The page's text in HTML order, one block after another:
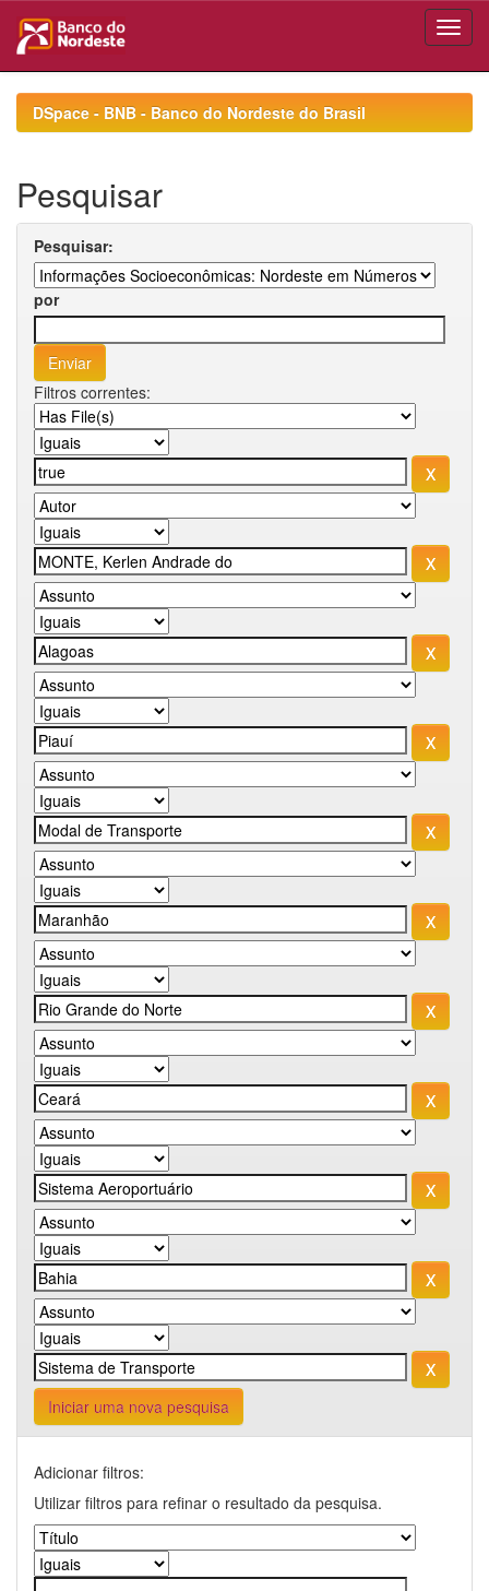
navigationDSpace - BNB - Banco do Nordeste do Brasil
Pesquisar
Pesquisar:
por
Filtros correntes:
Iniciar uma nova pesquisa
Adicionar filtros:
Utilizar filtros para refinar o resultado da pesquisa.